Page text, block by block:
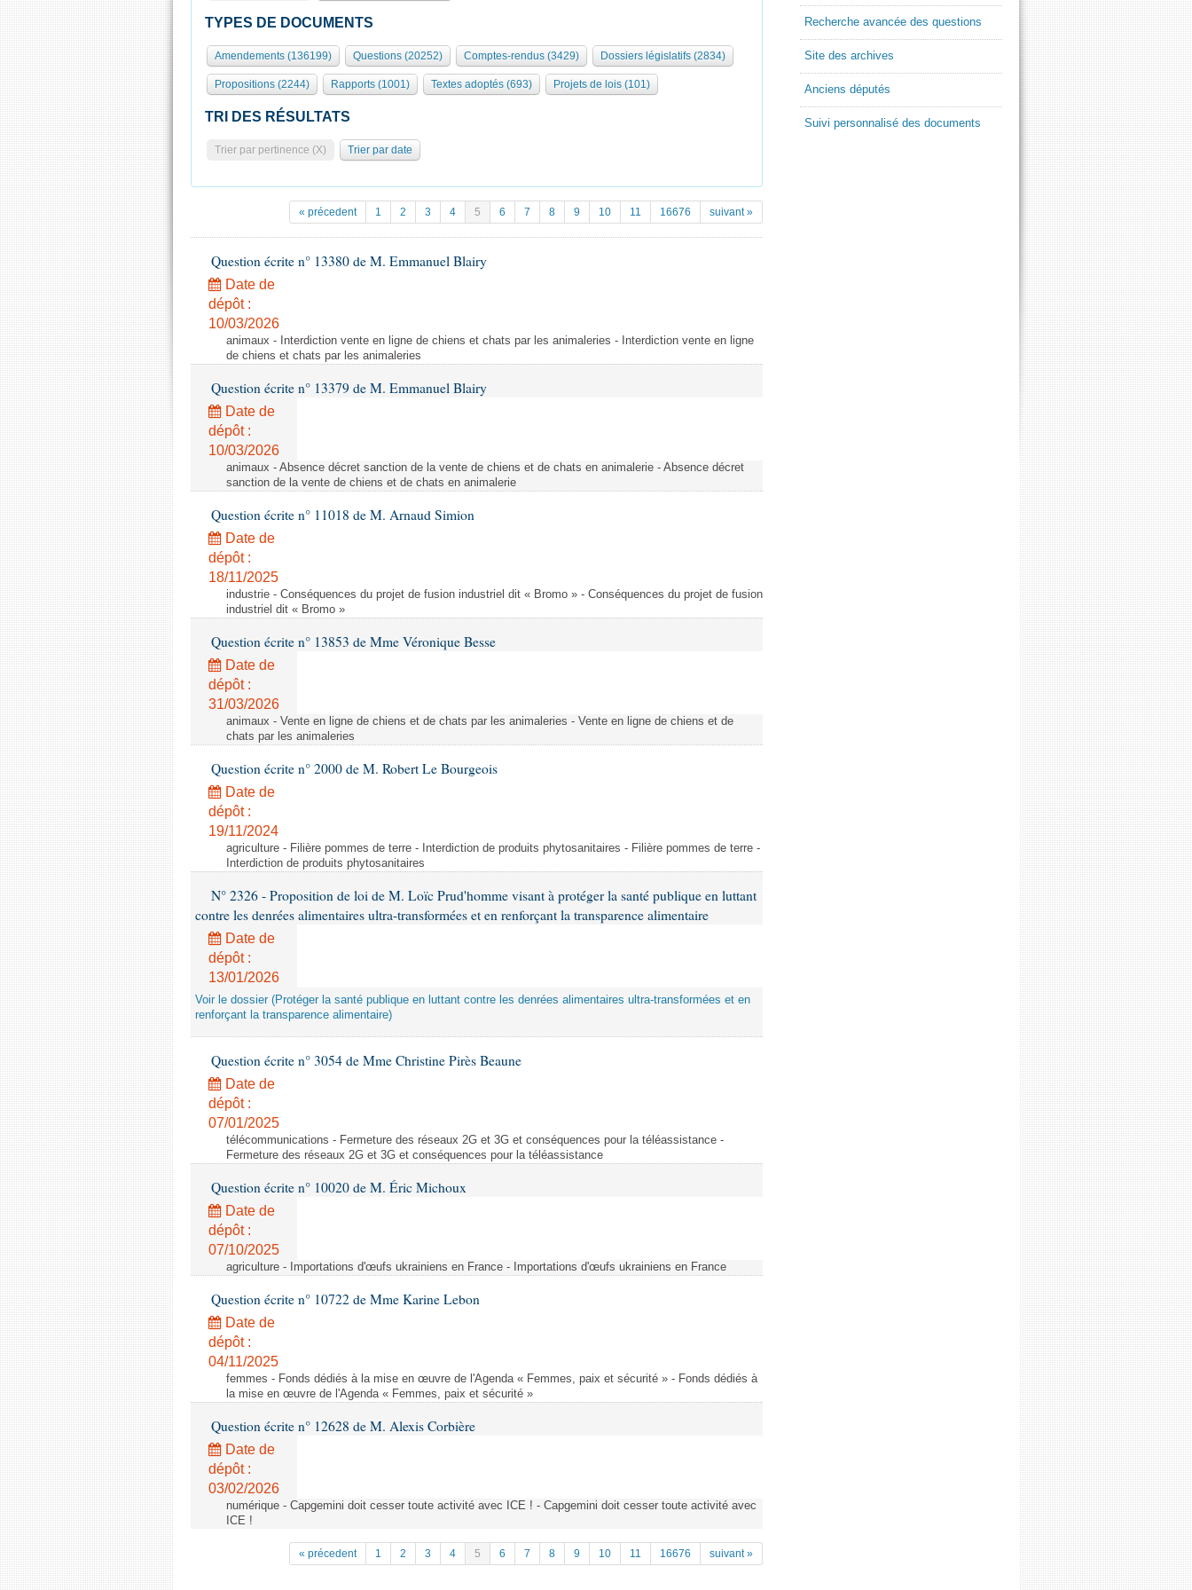
TYPES DE DOCUMENTS
Amendements (136199) Questions (20252) Comptes-rendus (3429) Dossiers législatifs (2834)
Propositions (2244) Rapports (1001) Textes adoptés (693) Projets de lois (101)
TRI DES RÉSULTATS
Trier par pertinence (X) Trier par date
« précedent 1 2 3 4 5 6 7 8 9 10 11 16676 suivant »
Question écrite n° 13380 de M. Emmanuel Blairy
Date de
dépôt :
10/03/2026
animaux - Interdiction vente en ligne de chiens et chats par les animaleries - Interdiction vente en ligne
de chiens et chats par les animaleries
Question écrite n° 13379 de M. Emmanuel Blairy
Date de
dépôt :
10/03/2026
animaux - Absence décret sanction de la vente de chiens et de chats en animalerie - Absence décret
sanction de la vente de chiens et de chats en animalerie
Question écrite n° 11018 de M. Arnaud Simion
Date de
dépôt :
18/11/2025
industrie - Conséquences du projet de fusion industriel dit « Bromo » - Conséquences du projet de fusion
industriel dit « Bromo »
Question écrite n° 13853 de Mme Véronique Besse
Date de
dépôt :
31/03/2026
animaux - Vente en ligne de chiens et de chats par les animaleries - Vente en ligne de chiens et de
chats par les animaleries
Question écrite n° 2000 de M. Robert Le Bourgeois
Date de
dépôt :
19/11/2024
agriculture - Filière pommes de terre - Interdiction de produits phytosanitaires - Filière pommes de terre -
Interdiction de produits phytosanitaires
N° 2326 - Proposition de loi de M. Loïc Prud'homme visant à protéger la santé publique en luttant
contre les denrées alimentaires ultra-transformées et en renforçant la transparence alimentaire
Date de
dépôt :
13/01/2026
Voir le dossier (Protéger la santé publique en luttant contre les denrées alimentaires ultra-transformées et en
renforçant la transparence alimentaire)
Question écrite n° 3054 de Mme Christine Pirès Beaune
Date de
dépôt :
07/01/2025
télécommunications - Fermeture des réseaux 2G et 3G et conséquences pour la téléassistance -
Fermeture des réseaux 2G et 3G et conséquences pour la téléassistance
Question écrite n° 10020 de M. Éric Michoux
Date de
dépôt :
07/10/2025
agriculture - Importations d'œufs ukrainiens en France - Importations d'œufs ukrainiens en France
Question écrite n° 10722 de Mme Karine Lebon
Date de
dépôt :
04/11/2025
femmes - Fonds dédiés à la mise en œuvre de l'Agenda « Femmes, paix et sécurité » - Fonds dédiés à
la mise en œuvre de l'Agenda « Femmes, paix et sécurité »
Question écrite n° 12628 de M. Alexis Corbière
Date de
dépôt :
03/02/2026
numérique - Capgemini doit cesser toute activité avec ICE ! - Capgemini doit cesser toute activité avec
ICE !
« précedent 1 2 3 4 5 6 7 8 9 10 11 16676 suivant »
Recherche avancée des questions
Site des archives
Anciens députés
Suivi personnalisé des documents